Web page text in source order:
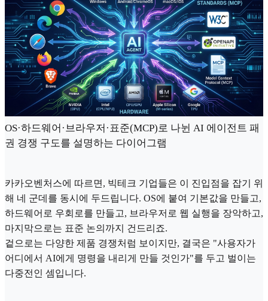
OS·하드웨어·브라우저·표준(MCP)로 나뉜 AI 에이전트 패
권 경쟁 구도를 설명하는 다이어그램
카카오벤처스에 따르면, 빅테크 기업들은 이 진입점을 잡기 위
해 네 군데를 동시에 두드립니다. OS에 붙여 기본값을 만들고,
하드웨어로 우회로를 만들고, 브라우저로 웹 실행을 장악하고,
마지막으로는 표준 논의까지 건드리죠.
겉으로는 다양한 제품 경쟁처럼 보이지만, 결국은 "사용자가
어디에서 AI에게 명령을 내리게 만들 것인가"를 두고 벌이는
다중전인 셈입니다.